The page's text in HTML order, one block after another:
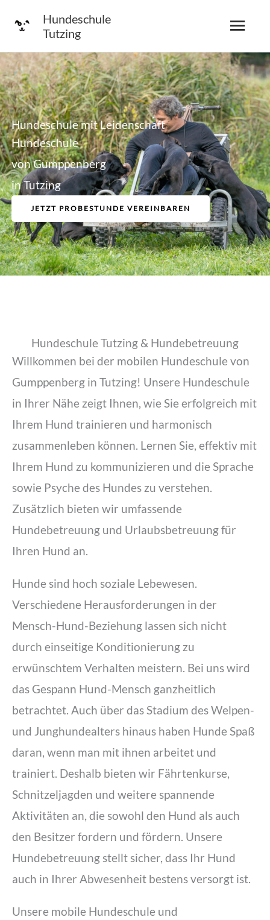
Inhalt
springen
Hundeschule
Tutzing
Hundeschule mit Leidenschaft
Hundeschule
von Gumppenberg
in Tutzing
JETZT PROBESTUNDE VEREINBAREN
Hundeschule Tutzing & Hundebetreuung
Willkommen bei der mobilen Hundeschule von
Gumppenberg in Tutzing! Unsere Hundeschule
in Ihrer Nähe zeigt Ihnen, wie Sie erfolgreich mit
Ihrem Hund trainieren und harmonisch
zusammenleben können. Lernen Sie, effektiv mit
Ihrem Hund zu kommunizieren und die Sprache
sowie Psyche des Hundes zu verstehen.
Zusätzlich bieten wir umfassende
Hundebetreuung und Urlaubsbetreuung für
Ihren Hund an.
Hunde sind hoch soziale Lebewesen.
Verschiedene Herausforderungen in der
Mensch-Hund-Beziehung lassen sich nicht
durch einseitige Konditionierung zu
erwünschtem Verhalten meistern. Bei uns wird
das Gespann Hund-Mensch ganzheitlich
betrachtet. Auch über das Stadium des Welpen-
und Junghundealters hinaus haben Hunde Spaß
daran, wenn man mit ihnen arbeitet und
trainiert. Deshalb bieten wir Fährtenkurse,
Schnitzeljagden und weitere spannende
Aktivitäten an, die sowohl den Hund als auch
den Besitzer fordern und fördern. Unsere
Hundebetreuung stellt sicher, dass Ihr Hund
auch in Ihrer Abwesenheit bestens versorgt ist.
Unsere mobile Hundeschule und